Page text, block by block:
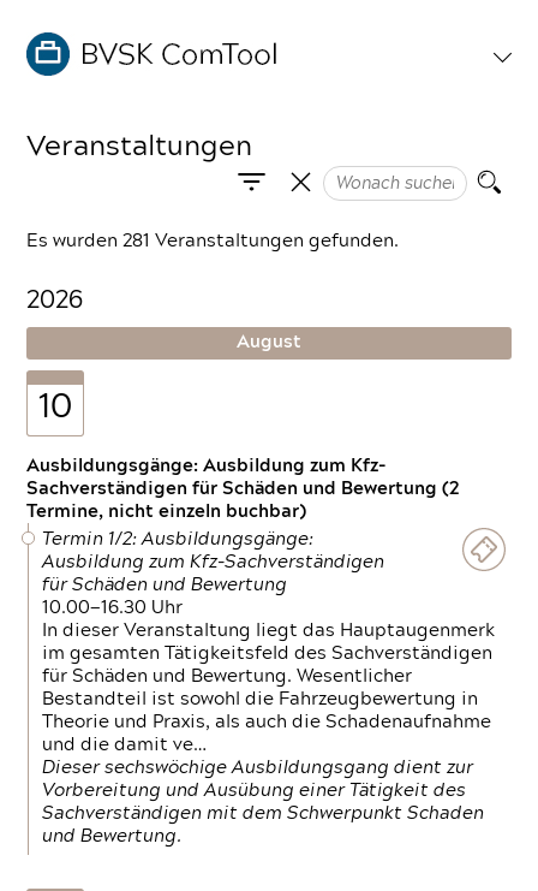
Veranstaltungen
Es wurden 281 Veranstaltungen gefunden.
2026
August
10
Ausbildungsgänge: Ausbildung zum Kfz-
Sachverständigen für Schäden und Bewertung (2
Termine, nicht einzeln buchbar)
Termin 1/2: Ausbildungsgänge:
Ausbildung zum Kfz-Sachverständigen
für Schäden und Bewertung
10.00—16.30 Uhr
In dieser Veranstaltung liegt das Hauptaugenmerk
im gesamten Tätigkeitsfeld des Sachverständigen
für Schäden und Bewertung. Wesentlicher
Bestandteil ist sowohl die Fahrzeugbewertung in
Theorie und Praxis, als auch die Schadenaufnahme
und die damit ve…
Dieser sechswöchige Ausbildungsgang dient zur
Vorbereitung und Ausübung einer Tätigkeit des
Sachverständigen mit dem Schwerpunkt Schaden
und Bewertung.